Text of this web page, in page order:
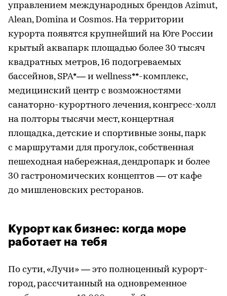
управлением международных брендов Azimut,
Alean, Domina и Cosmos. На территории
курорта появятся крупнейший на Юге России
крытый аквапарк площадью более 30 тысяч
квадратных метров, 16 подогреваемых
бассейнов, SPA*— и wellness**-комплекс,
медицинский центр с возможностями
санаторно-курортного лечения, конгресс-холл
на полторы тысячи мест, концертная
площадка, детские и спортивные зоны, парк
с маршрутами для прогулок, собственная
пешеходная набережная, дендропарк и более
30 гастрономических концептов — от кафе
до мишленовских ресторанов.
Курорт как бизнес: когда море
работает на тебя
По сути, «Лучи» — это полноценный курорт-
город, рассчитанный на одновременное